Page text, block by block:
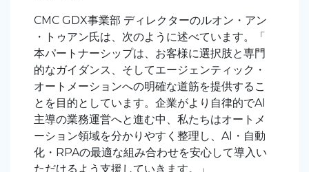
CMC GDX事業部 ディレクターのルオン・アン
・トゥアン氏は、次のように述べています。
「
本パートナーシップは、お客様に選択肢と専門
的なガイダンス、そしてエージェンティック・
オートメーションへの明確な道筋を提供するこ
とを目的としています。企業がより自律的でAI
主導の業務運営へと進む中、私たちはオートメ
ーション領域を分かりやすく整理し、AI・自動
化・RPAの最適な組み合わせを安心して導入い
ただけるよう支援していきます。」